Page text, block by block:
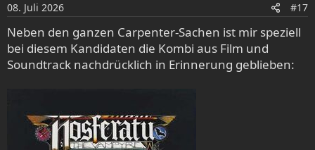
n
e
n
:
08. Juli 2026 #17
Neben den ganzen Carpenter-Sachen ist mir speziell
bei diesem Kandidaten die Kombi aus Film und
Soundtrack nachdrücklich in Erinnerung geblieben: